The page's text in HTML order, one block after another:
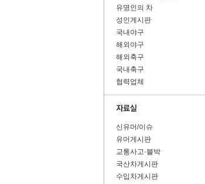
유명인의 차
성인게시판
국내야구
해외야구
해외축구
국내축구
협력업체
신유머/이슈
유머게시판
교통사고·블박
국산차게시판
수입차게시판